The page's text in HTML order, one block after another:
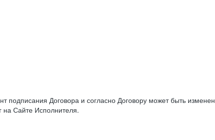
подписания Договора и согласно Договору может быть
на Сайте Исполнителя.